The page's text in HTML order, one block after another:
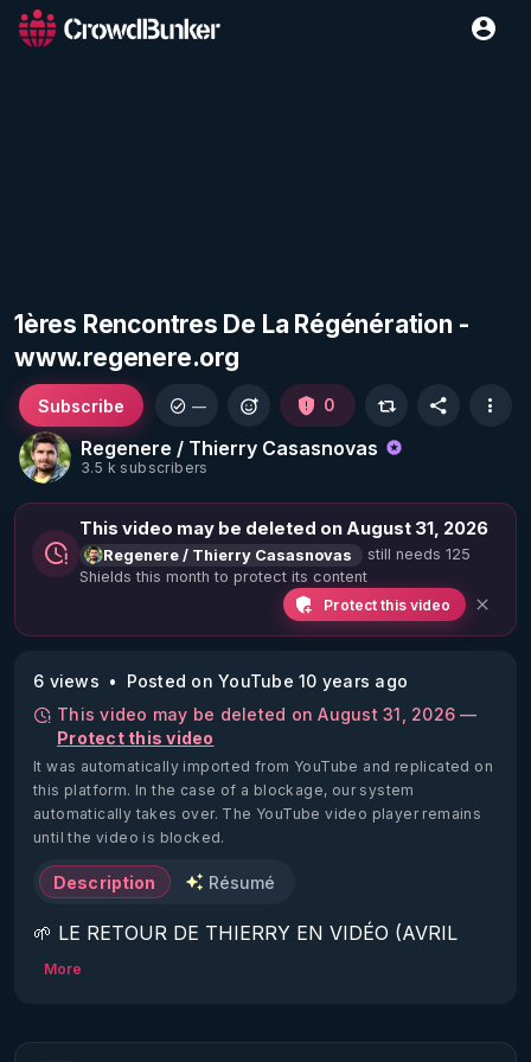
1ères Rencontres De La Régénération -
www.regenere.org
Regenere / Thierry Casasnovas
3.5 k subscribers
Subscribe — 0
This video may be deleted on August 31, 2026
Regenere / Thierry Casasnovas
still needs 125
Shields this month to protect its content
Protect this video
6 views
Posted on YouTube 10 years ago
This video may be deleted on August 31, 2026 —
Protect this video
It was automatically imported from YouTube and replicated on
this platform. In the case of a blockage, our system
automatically takes over. The YouTube video player remains
until the video is blocked.
Description Résumé
🌱 LE RETOUR DE THIERRY EN VIDÉO (AVRIL
2022)!
https://www.rgnr.fr/presentation.html
More